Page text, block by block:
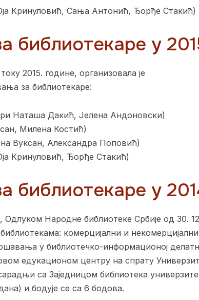
Кринуловић, Сања Антонић, Ђорђе Стакић)
библиотекаре у
2015. године, организовала је
за библиотекаре:
Наташа Дакић, Јелена Андоновски)
Милена Костић)
Вуксан, Александра Поповић)
Кринуловић, Ђорђе Стакић)
библиотекаре у
Народне библиотеке Србије од 30.
комерцијални и
у библиотечко-информационој
едукационом центру на спрату
са Заједницом библиотека
и бодује се са 6 бодова.